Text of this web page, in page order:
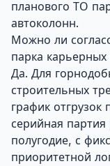
планового ТО
автоколонн.
Можно ли
парка
Да. Для
строительных
график
серийная партия
полугодие, с
приоритетной